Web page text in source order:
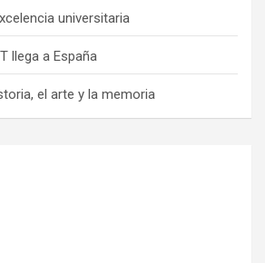
universitaria
llega a España
el arte y la memoria